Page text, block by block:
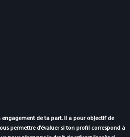
engagement de ta part. Il a pour objectif de
permettre d'évaluer si ton profil correspond à